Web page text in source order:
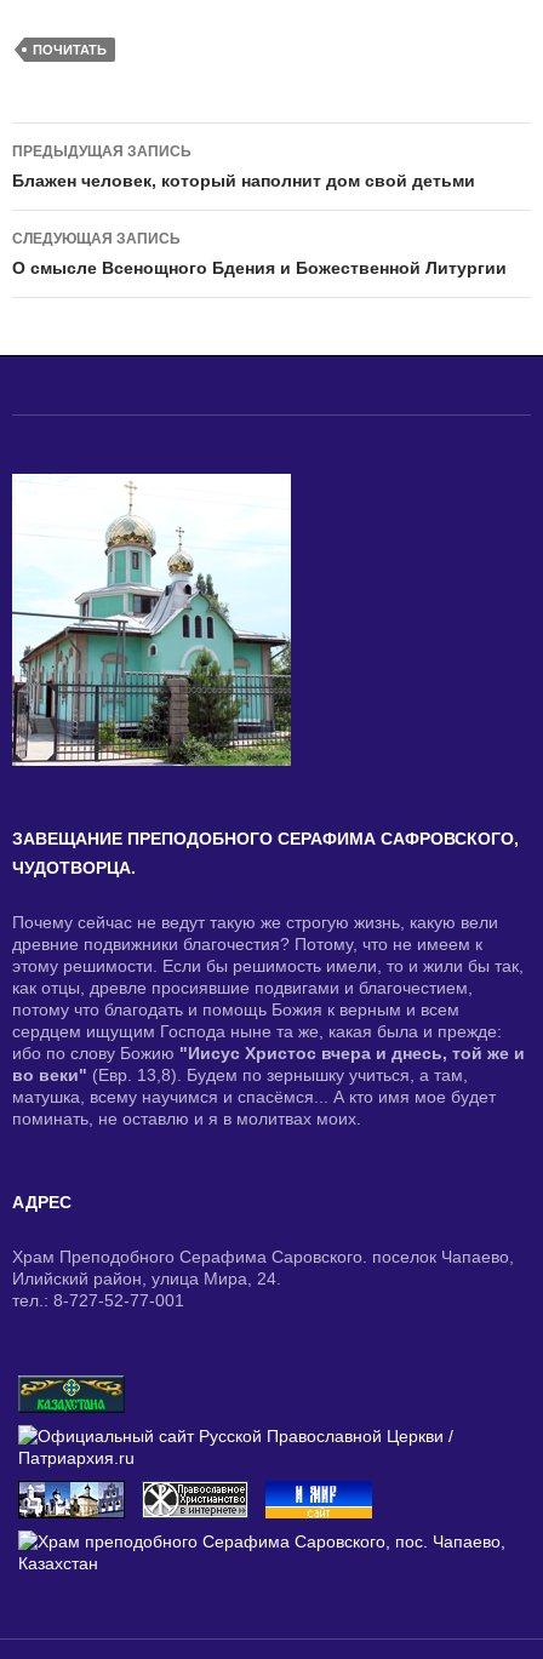
ПОЧИТАТЬ
Навигация
по
записям
ПРЕДЫДУЩАЯ ЗАПИСЬ
Блажен человек, который наполнит дом свой детьми
СЛЕДУЮЩАЯ ЗАПИСЬ
О смысле Всенощного Бдения и Божественной Литургии
ЗАВЕЩАНИЕ ПРЕПОДОБНОГО СЕРАФИМА САФРОВСКОГО,
ЧУДОТВОРЦА.
Почему сейчас не ведут такую же строгую жизнь, какую вели
древние подвижники благочестия? Потому, что не имеем к
этому решимости. Если бы решимость имели, то и жили бы так,
как отцы, древле просиявшие подвигами и благочестием,
потому что благодать и помощь Божия к верным и всем
сердцем ищущим Господа ныне та же, какая была и прежде:
ибо по слову Божию "Иисус Христос вчера и днесь, той же и
во веки" (Евр. 13,8). Будем по зернышку учиться, а там,
матушка, всему научимся и спасёмся... А кто имя мое будет
поминать, не оставлю и я в молитвах моих.
АДРЕС
Храм Преподобного Серафима Саровского. поселок Чапаево,
Илийский район, улица Мира, 24.
тел.: 8-727-52-77-001